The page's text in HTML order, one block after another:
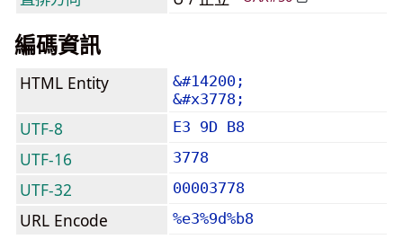
編碼資訊
HTML Entity
&#14200;
&#x3778;
UTF-8 E3 9D B8
UTF-16 3778
UTF-32 00003778
URL Encode %e3%9d%b8